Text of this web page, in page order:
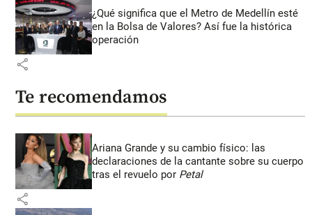
¿Qué significa que el Metro de Medellín esté
en la Bolsa de Valores? Así fue la histórica
operación
share
Te recomendamos
Ariana Grande y su cambio físico: las
declaraciones de la cantante sobre su cuerpo
tras el revuelo por Petal
share